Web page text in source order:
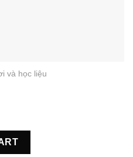
và học liệu